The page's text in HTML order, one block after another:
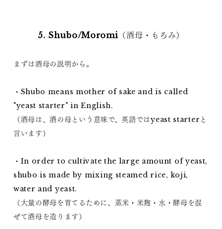
5. Shubo/Moromi（酒母・もろみ）
まずは酒母の説明から。
・Shubo means mother of sake and is called
"yeast starter" in English.
（酒母は、酒の母という意味で、英語ではyeast starterと
言います）
・In order to cultivate the large amount of yeast,
shubo is made by mixing steamed rice, koji,
water and yeast.
（大量の酵母を育てるために、蒸米・米麹・水・酵母を混
ぜて酒母を造ります）